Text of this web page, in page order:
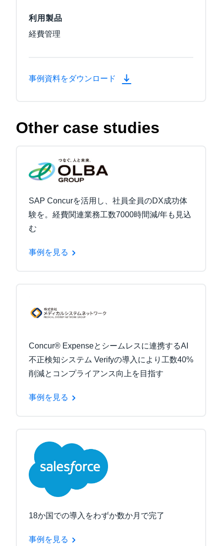
利用製品
経費管理
事例資料をダウンロード
Other case studies
SAP Concurを活用し、社員全員のDX成功体
験を。経費関連業務工数7000時間減/年も見込
む
事例を見る
Concur® Expenseとシームレスに連携するAI
不正検知システム Verifyの導入により工数40%
削減とコンプライアンス向上を目指す
事例を見る
18か国での導入をわずか数か月で完了
事例を見る